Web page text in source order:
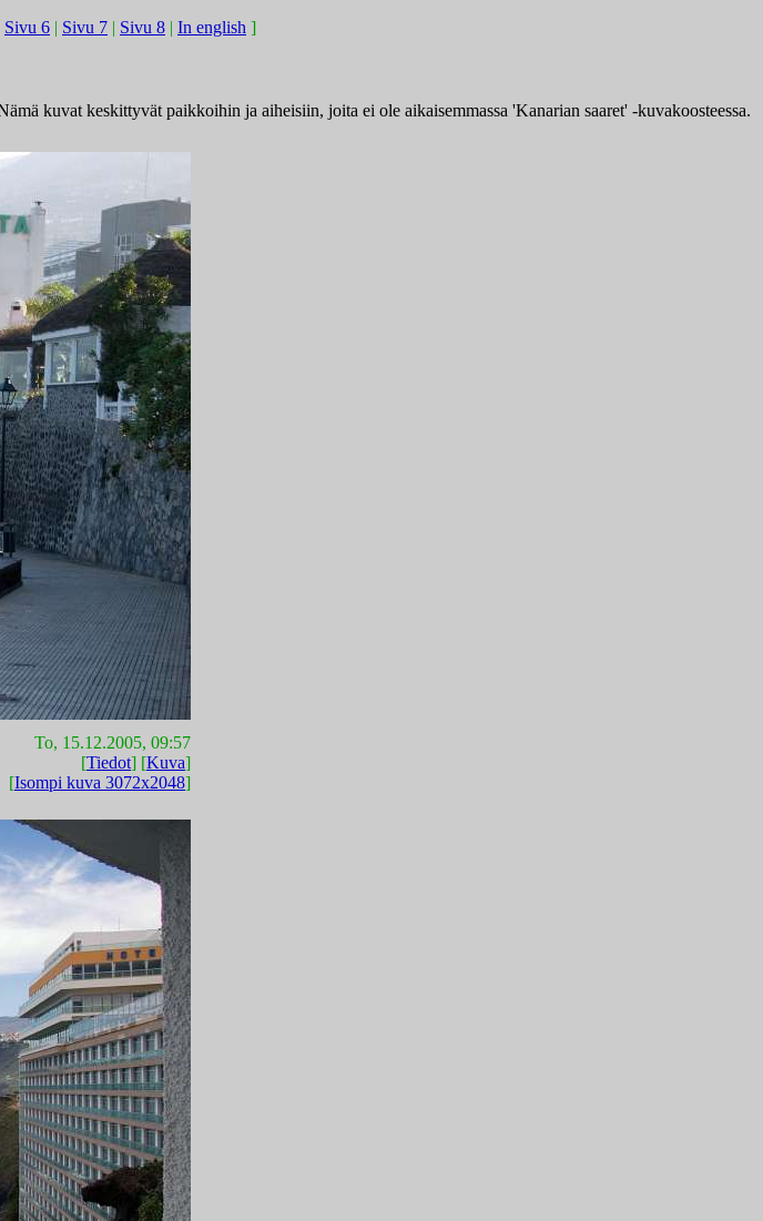
Sivu 6 | Sivu 7 | Sivu 8 | In english ]
kuvat keskittyvät paikkoihin ja aiheisiin, joita ei ole aikaisemmassa 'Kanarian saaret' -kuvakoosteessa.
To, 15.12.2005, 09:57
[Tiedot] [Kuva]
[Isompi kuva 3072x2048]